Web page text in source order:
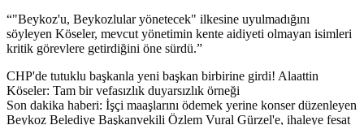
“"Beykoz'u, Beykozlular yönetecek" ilkesine uyulmadığını
söyleyen Köseler, mevcut yönetimin kente aidiyeti olmayan isimleri
kritik görevlere getirdiğini öne sürdü.”
CHP'de tutuklu başkanla yeni başkan birbirine girdi! Alaattin
Köseler: Tam bir vefasızlık duyarsızlık örneği
Son dakika haberi: İşçi maaşlarını ödemek yerine konser düzenleyen
Beykoz Belediye Başkanvekili Özlem Vural Gürzel'e, ihaleye fesat